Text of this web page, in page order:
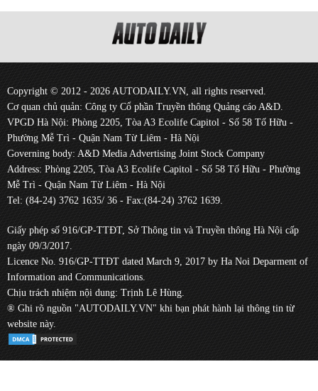
Copyright © 2012 - 2026 AUTODAILY.VN, all rights reserved.
Cơ quan chủ quản: Công ty Cổ phần Truyền thông Quảng cáo A&D.
VPGD Hà Nội: Phòng 2205, Tòa A3 Ecolife Capitol - Số 58 Tố Hữu -
Phường Mễ Trì - Quận Nam Từ Liêm - Hà Nội
Governing body: A&D Media Advertising Joint Stock Company
Address: Phòng 2205, Tòa A3 Ecolife Capitol - Số 58 Tố Hữu - Phường
Mễ Trì - Quận Nam Từ Liêm - Hà Nội
Tel: (84-24) 3762 1635/ 36 - Fax:(84-24) 3762 1639.
Giấy phép số 916/GP-TTĐT, Sở Thông tin và Truyền thông Hà Nội cấp
ngày 09/3/2017.
Licence No. 916/GP-TTĐT dated March 9, 2017 by Ha Noi Deparment of
Information and Communications.
Chịu trách nhiệm nội dung: Trịnh Lê Hùng.
® Ghi rõ nguồn "AUTODAILY.VN" khi bạn phát hành lại thông tin từ
website này.